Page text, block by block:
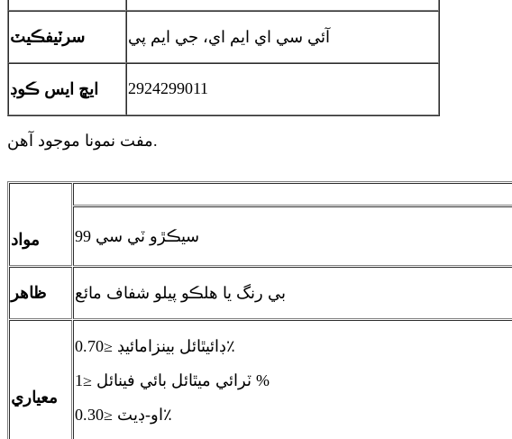
سرٽيفڪيٽ آئي سي اي ايم اي، جي ايم پي
ايڇ ايس ڪوڊ 2924299011
مفت نمونا موجود آهن.
مواد 99 سيڪڙو ٽي سي
ظاهر بي رنگ يا هلڪو پيلو شفاف مائع
معياري
ڊائيٿائل بينزامائيڊ ≤0.70٪
ٽرائي ميٿائل بائي فينائل ≤1 %
او-ڊيٽ ≤0.30٪